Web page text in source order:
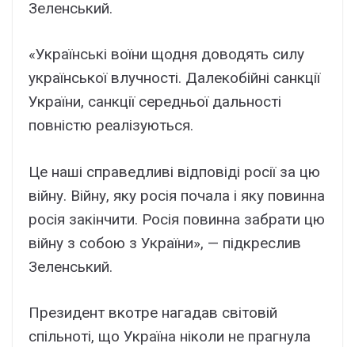
Зеленський.
«Українські воїни щодня доводять силу
української влучності. Далекобійні санкції
України, санкції середньої дальності
повністю реалізуються.
Це наші справедливі відповіді росії за цю
війну. Війну, яку росія почала і яку повинна
росія закінчити. Росія повинна забрати цю
війну з собою з України», — підкреслив
Зеленський.
Президент вкотре нагадав світовій
спільноті, що Україна ніколи не прагнула